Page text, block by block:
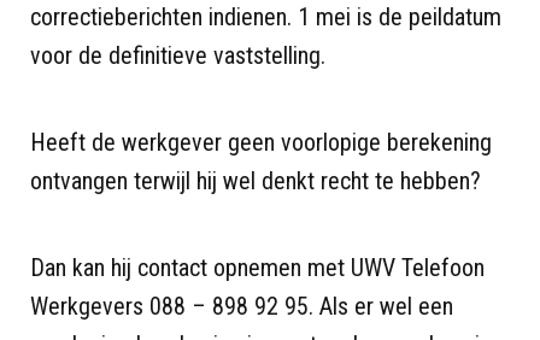
correctieberichten indienen. 1 mei is de peildatum
voor de definitieve vaststelling.
Heeft de werkgever geen voorlopige berekening
ontvangen terwijl hij wel denkt recht te hebben?
Dan kan hij contact opnemen met UWV Telefoon
Werkgevers 088 – 898 92 95. Als er wel een